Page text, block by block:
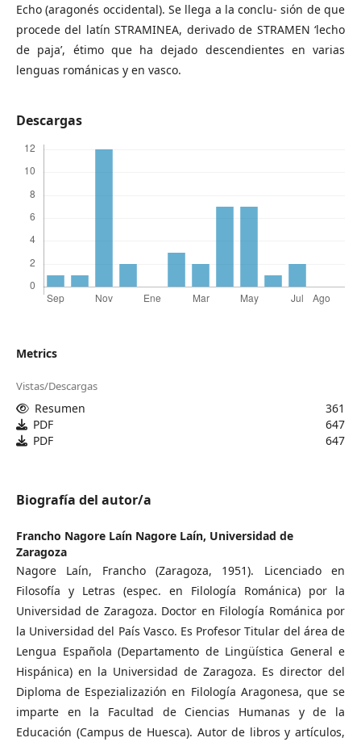
Echo (aragonés occidental). Se llega a la conclu- sión de que
procede del latín STRAMINEA, derivado de STRAMEN ‘lecho
de paja’, étimo que ha dejado descendientes en varias
lenguas románicas y en vasco.
Descargas
Metrics
Vistas/Descargas
Resumen
361
PDF
647
PDF
647
Biografía del autor/a
Francho Nagore Laín Nagore Laín, Universidad de
Zaragoza
Nagore Laín, Francho (Zaragoza, 1951). Licenciado en
Filosofía y Letras (espec. en Filología Románica) por la
Universidad de Zaragoza. Doctor en Filología Románica por
la Universidad del País Vasco. Es Profesor Titular del área de
Lengua Española (Departamento de Lingüística General e
Hispánica) en la Universidad de Zaragoza. Es director del
Diploma de Espezializazión en Filología Aragonesa, que se
imparte en la Facultad de Ciencias Humanas y de la
Educación (Campus de Huesca). Autor de libros y artículos,